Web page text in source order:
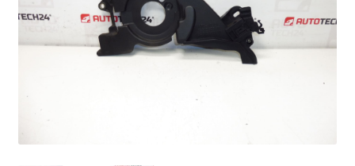
Kurv
Levering
Min Konto